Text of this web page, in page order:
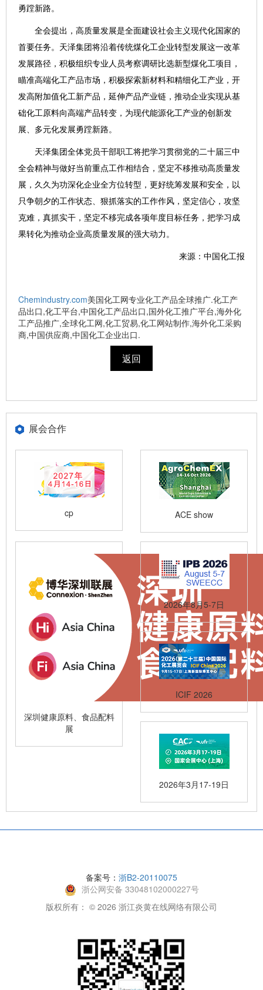
勇蹚新路。
全会提出，高质量发展是全面建设社会主义现代化国家的
首要任务。天泽集团将沿着传统煤化工企业转型发展这一改革
发展路径，积极组织专业人员考察调研比选新型煤化工项目，
瞄准高端化工产品市场，积极探索新材料和精细化工产业，开
发高附加值化工新产品，延伸产品产业链，推动企业实现从基
础化工原料向高端产品转变，为现代能源化工产业的创新发
展、多元化发展勇蹚新路。
天泽集团全体党员干部职工将把学习贯彻党的二十届三中
全会精神与做好当前重点工作相结合，坚定不移推动高质量发
展，久久为功深化企业全方位转型，更好统筹发展和安全，以
只争朝夕的工作状态、狠抓落实的工作作风，坚定信心，攻坚
克难，真抓实干，坚定不移完成各项年度目标任务，把学习成
果转化为推动企业高质量发展的强大动力。
来源：中国化工报
Chemindustry.com美国化工网专业化工产品全球推广.化工产
品出口,化工平台,中国化工产品出口,国外化工推广平台,海外化
工产品推广,全球化工网,化工贸易,化工网站制作,海外化工采购
商,中国供应商,中国化工企业出口.
返回
展会合作
cp ACE show
深圳健康原料、食品配料
展
2026年8月5-7日
ICIF 2026
2026年3月17-19日
备案号： 浙B2-20110075
浙公网安备 33048102000227号
版权所有： © 2026 浙江炎黄在线网络有限公司